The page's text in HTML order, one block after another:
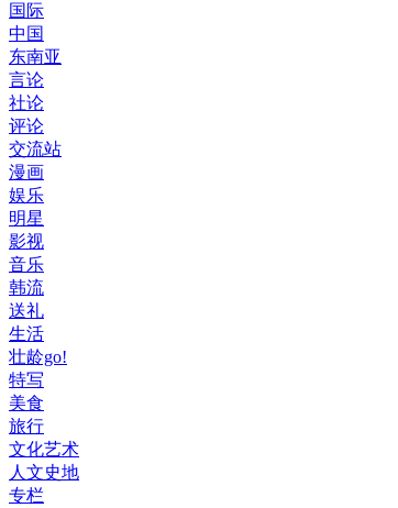
国际
中国
东南亚
言论
社论
评论
交流站
漫画
娱乐
明星
影视
音乐
韩流
送礼
生活
壮龄go!
特写
美食
旅行
文化艺术
人文史地
专栏